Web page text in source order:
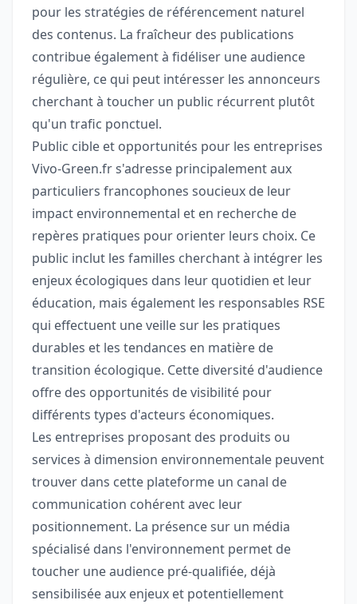
pour les stratégies de référencement naturel
des contenus. La fraîcheur des publications
contribue également à fidéliser une audience
régulière, ce qui peut intéresser les annonceurs
cherchant à toucher un public récurrent plutôt
qu'un trafic ponctuel.
Public cible et opportunités pour les entreprises
Vivo-Green.fr s'adresse principalement aux
particuliers francophones soucieux de leur
impact environnemental et en recherche de
repères pratiques pour orienter leurs choix. Ce
public inclut les familles cherchant à intégrer les
enjeux écologiques dans leur quotidien et leur
éducation, mais également les responsables RSE
qui effectuent une veille sur les pratiques
durables et les tendances en matière de
transition écologique. Cette diversité d'audience
offre des opportunités de visibilité pour
différents types d'acteurs économiques.
Les entreprises proposant des produits ou
services à dimension environnementale peuvent
trouver dans cette plateforme un canal de
communication cohérent avec leur
positionnement. La présence sur un média
spécialisé dans l'environnement permet de
toucher une audience pré-qualifiée, déjà
sensibilisée aux enjeux et potentiellement